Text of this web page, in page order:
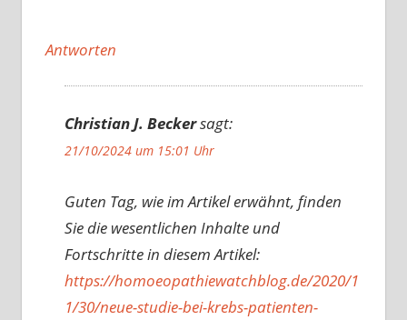
Antworten
Christian J. Beckersagt:
21/10/2024 um 15:01 Uhr
Guten Tag, wie im Artikel erwähnt, finden
Sie die wesentlichen Inhalte und
Fortschritte in diesem Artikel:
https://homoeopathiewatchblog.de/2020/1
1/30/neue-studie-bei-krebs-patienten-